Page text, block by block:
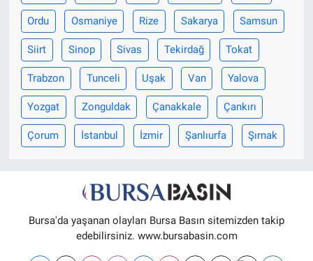
Ordu Osmaniye Rize Sakarya Samsun
Siirt Sinop Sivas Tekirdağ Tokat
Trabzon Tunceli Uşak Van Yalova
Yozgat Zonguldak Çanakkale Çankırı
Çorum İstanbul İzmir Şanlıurfa Şırnak
Bursa'da yaşanan olayları Bursa Basın sitemizden takip
edebilirsiniz. www.bursabasin.com